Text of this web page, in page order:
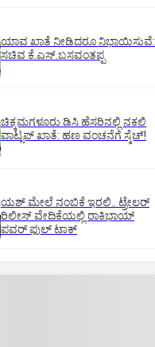
ಯಾವ ಖಾತೆ ನೀಡಿದರೂ ನಿಭಾಯಿಸುವೆ:
ಸಚಿವ ಕೆ.ಎಸ್.ಬಸವಂತಪ್ಪ
ಚಿಕ್ಕಮಗಳೂರು ಡಿಸಿ ಹೆಸರಿನಲ್ಲಿ ನಕಲಿ
ವಾಟ್ಸಪ್ ಖಾತೆ: ಹಣ ವಂಚನೆಗೆ ಸ್ಕೆಚ್!
ಯಶ್‌ ಮೇಲೆ ನಂಬಿಕೆ ಇರಲಿ.. ಟ್ರೇಲರ್‌
ರಿಲೀಸ್‌ ವೇದಿಕೆಯಲ್ಲಿ ರಾಕಿಭಾಯ್‌
ಪವರ್‌ ಫುಲ್‌ ಟಾಕ್